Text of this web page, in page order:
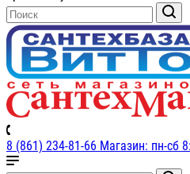
8 (861) 234-81-66 Магазин: пн-сб